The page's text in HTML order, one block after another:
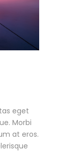
eget
Morbi
at eros.